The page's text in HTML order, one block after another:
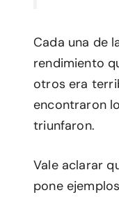
Cada una de
rendimiento
otros era
encontraron
triunfaron.
Vale aclarar
pone